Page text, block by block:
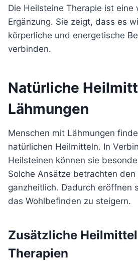
Die Heilsteine Therapie ist eine
Ergänzung. Sie zeigt, dass es
körperliche und energetische
verbinden.
Natürliche
Lähmungen
Menschen mit Lähmungen
natürlichen Heilmitteln. In
Heilsteinen können sie
Solche Ansätze betrachten den
ganzheitlich. Dadurch eröffnen
das Wohlbefinden zu steigern.
Zusätzliche
Therapien